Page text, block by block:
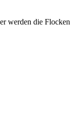
werden die Flocken